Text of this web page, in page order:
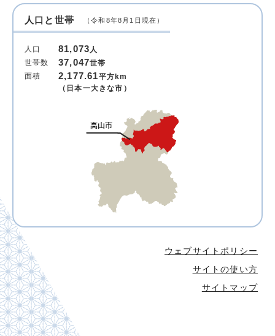
人口と世帯 （令和8年8月1日現在）
人口 81,073人
世帯数
37,047世帯
面積
2,177.61平方km
（日本一大きな市）
ウェブサイトポリシー
サイトの使い方
サイトマップ